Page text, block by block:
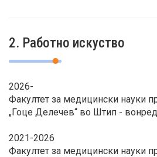
2. Работно искуство
2026-
Факултет за медицински науки
„Гоце Делечев“ во Штип -
2021-2026
Факултет за медицински науки